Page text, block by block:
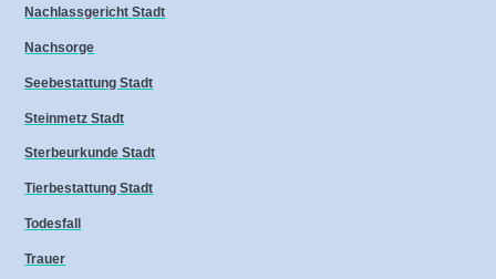
Nachlassgericht Stadt
Nachsorge
Seebestattung Stadt
Steinmetz Stadt
Sterbeurkunde Stadt
Tierbestattung Stadt
Todesfall
Trauer